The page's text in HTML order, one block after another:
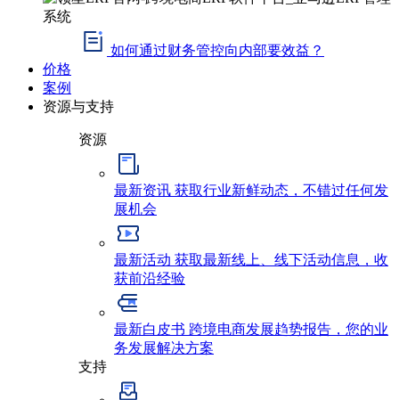
如何通过财务管控向内部要效益？
价格
案例
资源与支持
资源
最新资讯 获取行业新鲜动态，不错过任何发
展机会
最新活动 获取最新线上、线下活动信息，收
获前沿经验
最新白皮书 跨境电商发展趋势报告，您的业
务发展解决方案
支持